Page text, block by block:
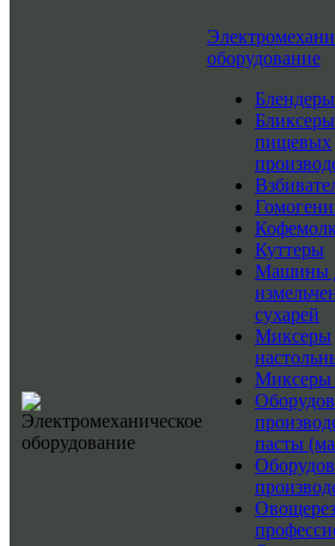
оборудование
Блендеры
пищевых
Куттеры
Машины
сухарей
Миксеры
Миксеры
пасты